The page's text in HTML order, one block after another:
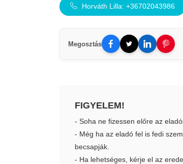
Horváth Lilla: +36702043986
Megosztás
FIGYELEM!
- Soha ne fizessen előre az
- Még ha az eladó fel is fedi
becsapják.
- Ha lehetséges, kérje el az